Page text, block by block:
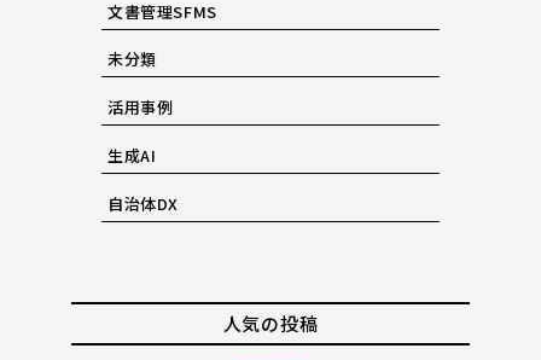
文書管理SFMS
未分類
活用事例
生成AI
自治体DX
人気の投稿